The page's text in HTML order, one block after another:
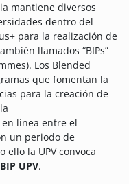
mantiene diversos
dentro del
para la realización de
llamados “BIPs”
Los Blended
que fomentan la
para la creación de
línea entre el
un periodo de
la UPV convoca
UPV.